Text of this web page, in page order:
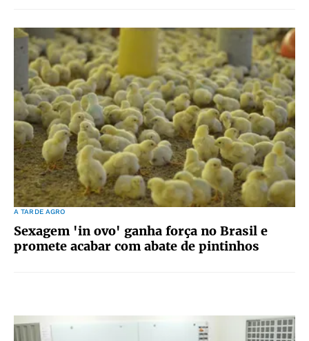
A TARDE AGRO
Sexagem 'in ovo' ganha força no Brasil e
promete acabar com abate de pintinhos